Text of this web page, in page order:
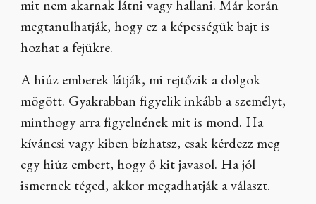
mit nem akarnak látni vagy hallani. Már korán
megtanulhatják, hogy ez a képességük bajt is
hozhat a fejükre.
A hiúz emberek látják, mi rejtőzik a dolgok
mögött. Gyakrabban figyelik inkább a személyt,
minthogy arra figyelnének mit is mond. Ha
kíváncsi vagy kiben bízhatsz, csak kérdezz meg
egy hiúz embert, hogy ő kit javasol. Ha jól
ismernek téged, akkor megadhatják a választ.